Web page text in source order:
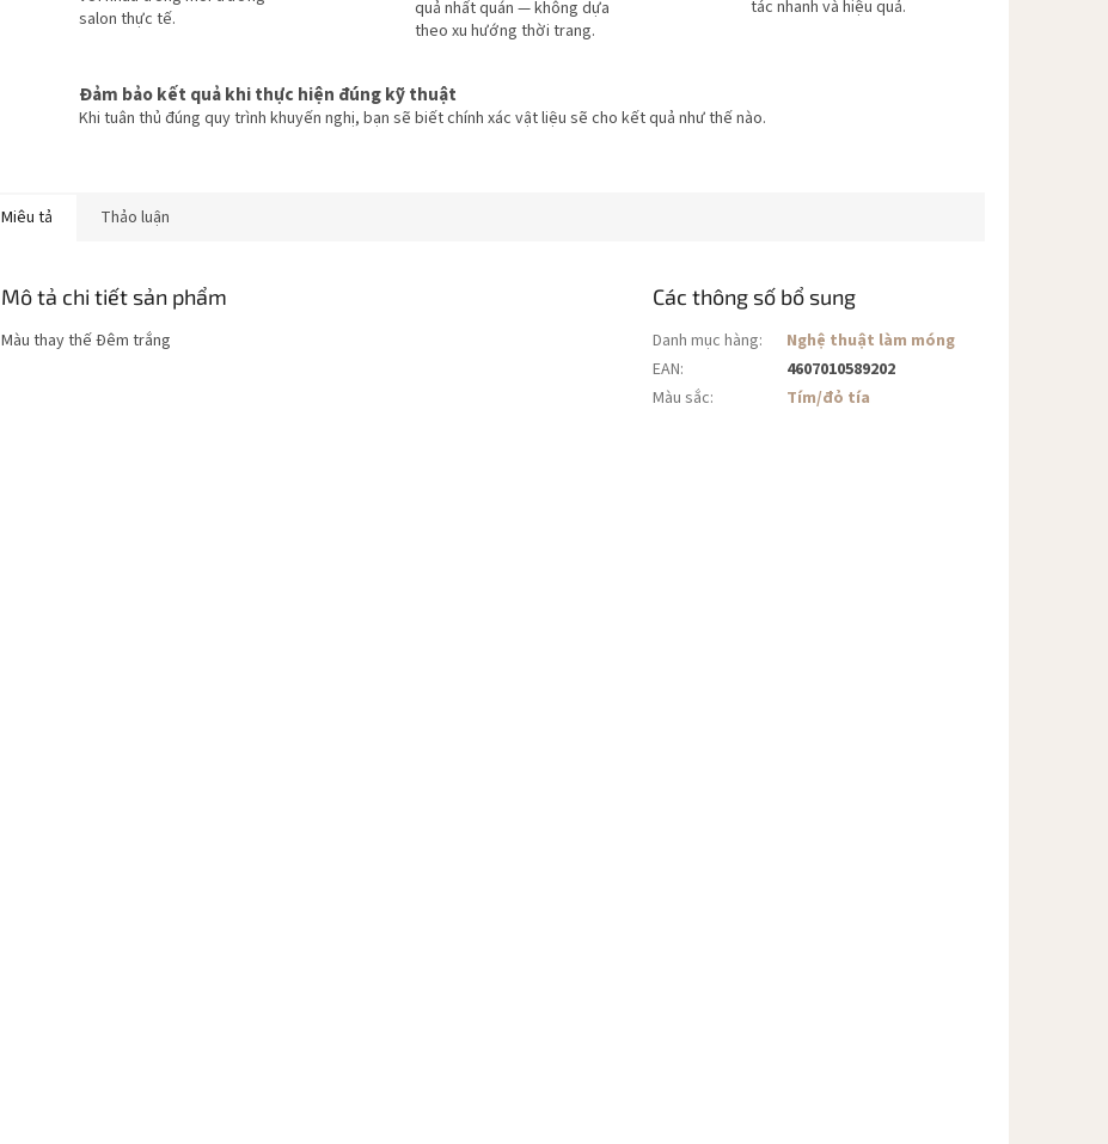
salon thực tế.
quả nhất quán — không dựa
theo xu hướng thời trang.
tác nhanh và hiệu quả.
Đảm bảo kết quả khi thực hiện đúng kỹ thuật
Khi tuân thủ đúng quy trình khuyến nghị, bạn sẽ biết chính xác vật liệu sẽ cho kết quả như thế nào.
Miêu tả Thảo luận
Mô tả chi tiết sản phẩm
Màu thay thế Đêm trắng
Các thông số bổ sung
Danh mục hàng:
Nghệ thuật làm móng
EAN:
4607010589202
Màu sắc: Tím/đỏ tía